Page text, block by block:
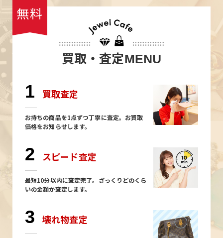
無料
買取・査定MENU
1 買取査定
お持ちの商品を1点ずつ丁寧に査定。お買取
価格をお知らせします。
2 スピード査定
最短10分以内に査定完了。ざっくりどのくら
いの金額か査定します。
3 壊れ物査定